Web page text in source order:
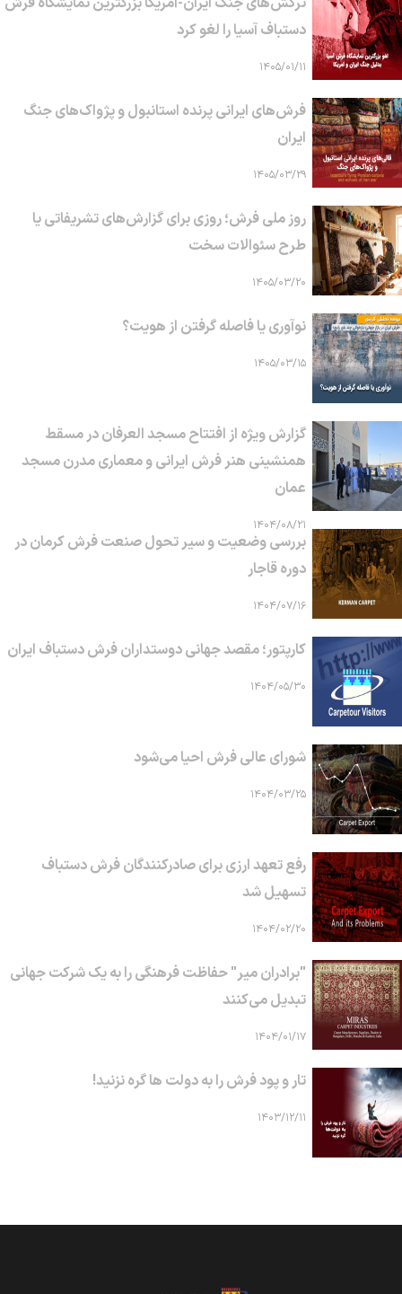
دستباف آسیا را لغو کرد
۱۴۰۵/۰۱/۱۱
فرش‌های ایرانی پرنده استانبول و پژواک‌های جنگ
ایران
۱۴۰۵/۰۳/۲۹
روز ملی فرش؛ روزی برای گزارش‌های تشریفاتی یا
طرح سئوالات سخت
۱۴۰۵/۰۳/۲۰
نوآوری یا فاصله گرفتن از هویت؟
۱۴۰۵/۰۳/۱۵
گزارش ویژه از افتتاح مسجد العرفان در مسقط
همنشینی هنر فرش ایرانی و معماری مدرن مسجد
عمان
۱۴۰۴/۰۸/۲۱
بررسی وضعیت و سیر تحول صنعت فرش کرمان در
دوره قاجار
۱۴۰۴/۰۷/۱۶
کارپتور؛ مقصد جهانی دوستداران فرش دستباف ایران
۱۴۰۴/۰۵/۳۰
شورای عالی فرش احیا می‌شود
۱۴۰۴/۰۳/۲۵
رفع تعهد ارزی برای صادرکنندگان فرش دستباف
تسهیل شد
۱۴۰۴/۰۲/۲۰
"برادران میر" حفاظت فرهنگی را به یک شرکت جهانی
تبدیل می‌کنند
۱۴۰۴/۰۱/۱۷
تار و پود فرش را به دولت ها گره نزنید!
۱۴۰۳/۱۲/۱۱